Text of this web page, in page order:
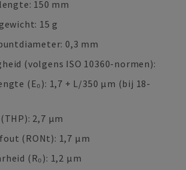
150 mm
15 g
0,3 mm
(volgens ISO 10360-normen):
(E₀): 1,7 + L/350 µm (bij 18-
2,7 µm
(RONt): 1,7 µm
(R₀): 1,2 µm